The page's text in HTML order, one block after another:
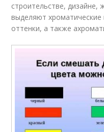
строительстве, дизайне,
выделяют хроматические
оттенки, а также